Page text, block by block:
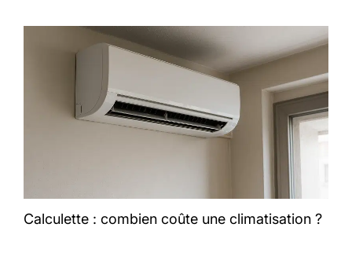
Calculette : combien coûte une climatisation ?